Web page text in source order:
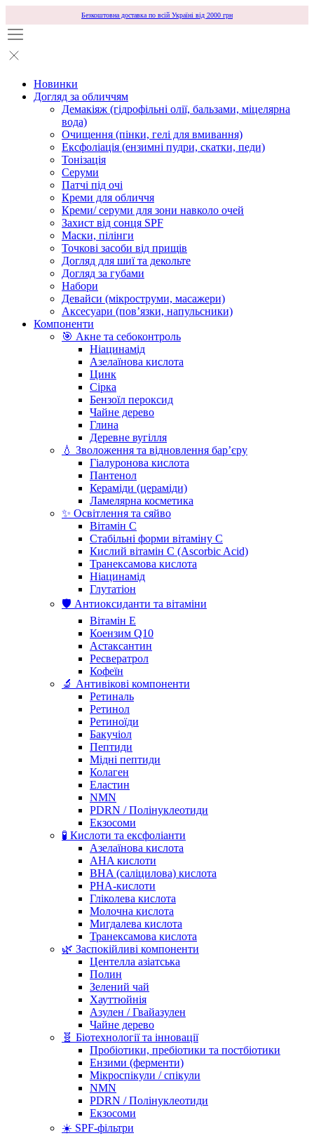
Безкоштовна доставка по всій Україні від 2000 грн
Новинки
Догляд за обличчям
Демакіяж (гідрофільні олії, бальзами, міцелярна
вода)
Очищення (пінки, гелі для вмивання)
Ексфоліація (ензимні пудри, скатки, педи)
Тонізація
Серуми
Патчі під очі
Креми для обличчя
Креми/ серуми для зони навколо очей
Захист від сонця SPF
Маски, пілінги
Точкові засоби від прищів
Догляд для шиї та декольте
Догляд за губами
Набори
Девайси (мікроструми, масажери)
Аксесуари (повʼязки, напульсники)
Компоненти
🎯 Акне та себоконтроль
Ніацинамід
Азелаїнова кислота
Цинк
Сірка
Бензоїл пероксид
Чайне дерево
Глина
Деревне вугілля
💧 Зволоження та відновлення бар’єру
Гіалуронова кислота
Пантенол
Кераміди (цераміди)
Ламелярна косметика
✨ Освітлення та сяйво
Вітамін С
Стабільні форми вітаміну С
Кислий вітамін С (Ascorbic Acid)
Транексамова кислота
Ніацинамід
Глутатіон
🛡️ Антиоксиданти та вітаміни
Вітамін Е
Коензим Q10
Астаксантин
Ресвератрол
Кофеїн
🔬 Антивікові компоненти
Ретиналь
Ретинол
Ретиноїди
Бакучіол
Пептиди
Мідні пептиди
Колаген
Еластин
NMN
PDRN / Полінуклеотиди
Екзосоми
🧪 Кислоти та ексфоліанти
Азелаїнова кислота
AHA кислоти
BHA (саліцилова) кислота
PHA-кислоти
Гліколева кислота
Молочна кислота
Мигдалева кислота
Транексамова кислота
🌿 Заспокійливі компоненти
Центелла азіатська
Полин
Зелений чай
Хауттюйнія
Азулен / Гвайазулен
Чайне дерево
🧬 Біотехнології та інновації
Пробіотики, пребіотики та постбіотики
Ензими (ферменти)
Мікроспікули / спікули
NMN
PDRN / Полінуклеотиди
Екзосоми
☀️ SPF-фільтри